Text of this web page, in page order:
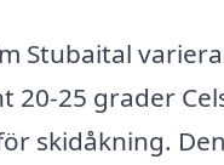
Stubaital
25 grader
skidåkning.